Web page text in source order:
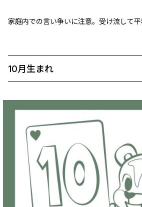
家庭内での言い争いに注意。受け流して平
10月生まれ